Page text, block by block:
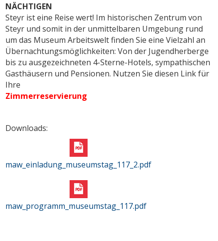
NÄCHTIGEN
Steyr ist eine Reise wert! Im historischen Zentrum von
Steyr und somit in der unmittelbaren Umgebung rund
um das Museum Arbeitswelt finden Sie eine Vielzahl an
Übernachtungsmöglichkeiten: Von der Jugendherberge
bis zu ausgezeichneten 4-Sterne-Hotels, sympathischen
Gasthäusern und Pensionen. Nutzen Sie diesen Link für
Ihre
Zimmerreservierung
Downloads:
maw_einladung_museumstag_117_2.pdf
maw_programm_museumstag_117.pdf